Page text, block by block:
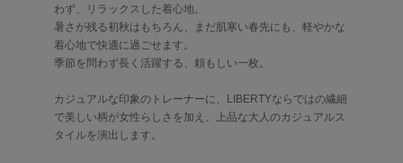
わず、リラックスした着心地。
暑さが残る初秋はもちろん、まだ肌寒い春先にも、軽やかな
着心地で快適に過ごせます。
季節を問わず長く活躍する、頼もしい一枚。
カジュアルな印象のトレーナーに、LIBERTYならではの繊細
で美しい柄が女性らしさを加え、上品な大人のカジュアルス
タイルを演出します。